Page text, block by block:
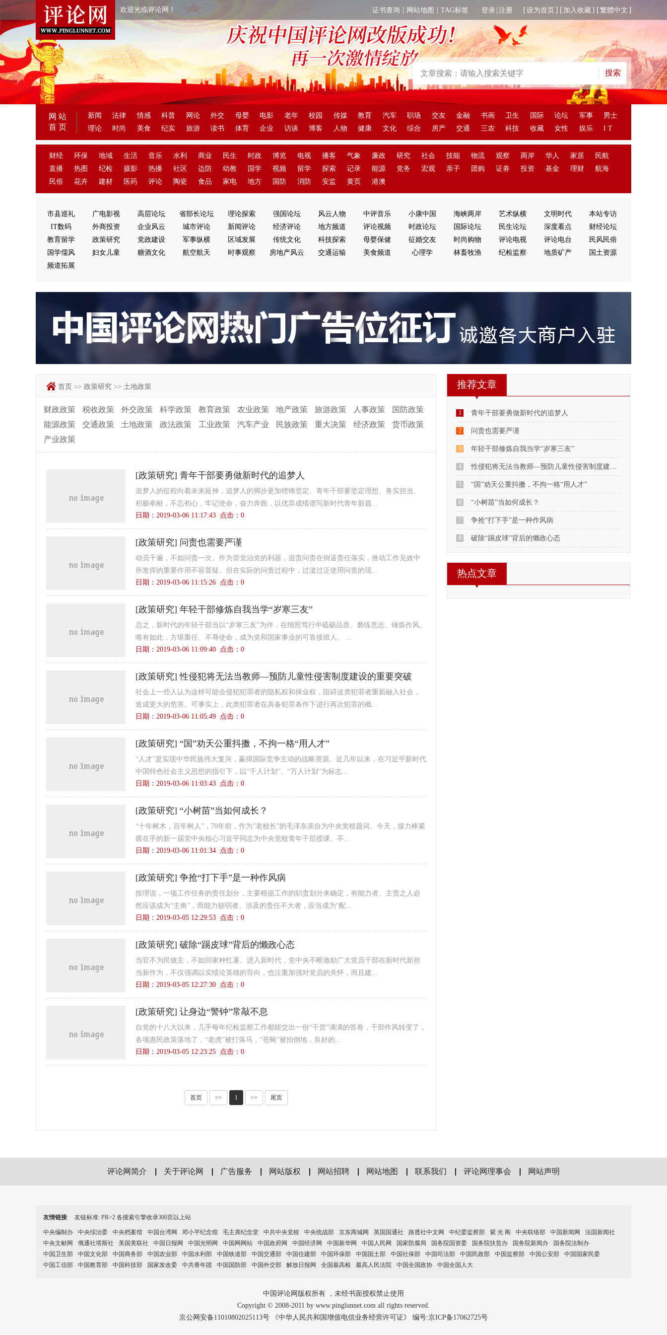
欢迎光临评论网！ 证书查询 | 网站地图 | TAG标签 登录 | 注册 [设为首页 ] [ 加入收藏] [繁體中文 ]
网 站
首 页
新闻 法律 情感 科普 网论 外交 母婴 电影 老年 校园 传媒 教育 汽车 职场 交友 金融 书画 卫生 国际 论坛 军事
男士
理论
时尚 美食 纪实 旅游 读书 体育 企业 访谈 博客 人物 健康 文化 综合 房产 交通 三农 科技 收藏 女性 娱乐 I T
财经 环保 地域 生活 音乐 水利 商业 民生 时政 博览 电视 播客 气象 廉政 研究 社会 技能 物流 观察 两岸 华人 家居
民航
直播
热图 纪检 摄影 热播 社区 边防 幼教 国学 视频 留学 探索 记录 能源 党务 宏观 亲子 团购 证劵 投资 基金 理财
航海
民俗
花卉 建材 医药 评论 陶瓷 食品 家电 地方 国防 消防 安监 黄页 港澳
市县巡礼 广电影视 高层论坛 省部长论坛 理论探索 强国论坛 风云人物 中评音乐 小康中国 海峡两岸 艺术纵横 文明时代
本站专访
IT数码
外商投资 企业风云 城市评论 新闻评论 经济评论 地方频道 评论视频 时政论坛 国际论坛 民生论坛 深度看点
财经论坛
教育留学
政策研究 党政建设 军事纵横 区域发展 传统文化 科技探索 母婴保健 征婚交友 时尚购物 评论电视 评论电台
民风民俗
国学儒风
妇女儿童 糖酒文化 航空航天 时事观察 房地产风云 交通运输 美食频道 心理学 林畜牧渔 纪检监察 地质矿产
国土资源
频道拓展
首页 >> 政策研究 >> 土地政策
财政政策 税收政策 外交政策 科学政策 教育政策 农业政策 地产政策 旅游政策 人事政策
国防政策
能源政策
交通政策 土地政策 政法政策 工业政策 汽车产业 民族政策 重大决策 经济政策
货币政策
产业政策
[政策研究] 青年干部要勇做新时代的追梦人
追梦人的征程向着未来延伸，追梦人的脚步更加铿锵坚定。青年干部要坚定理想、务实担当、
积极奉献，不忘初心，牢记使命，奋力奔跑，以优异成绩谱写新时代青年新篇...
日期：2019-03-06 11:17:43 点击： 0
[政策研究] 问责也需要严谨
动员千遍，不如问责一次。作为管党治党的利器，追责问责在倒逼责任落实，推动工作见效中
所发挥的重要作用不容置疑。但在实际的问责过程中，过滥过泛使用问责的现...
日期：2019-03-06 11:15:26 点击： 0
[政策研究] 年轻干部修炼自我当学“岁寒三友”
总之，新时代的年轻干部当以“岁寒三友”为伴，在细照笃行中砥砺品质、磨练意志、锤炼作风。
唯有如此，方堪重任、不辱使命，成为党和国家事业的可靠接班人。 ...
日期：2019-03-06 11:09:40 点击： 0
[政策研究]性侵犯将无法当教师—预防儿童性侵害制度建设的重要突破
社会上一些人认为这样可能会侵犯犯罪者的隐私权和择业权，阻碍这类犯罪者重新融入社会，
造成更大的危害。可事实上，此类犯罪者在具备犯罪条件下进行再次犯罪的概...
日期：2019-03-06 11:05:49 点击： 0
[政策研究] “国”劝天公重抖擞，不拘一格“用人才”
“人才”是实现中华民族伟大复兴，赢得国际竞争主动的战略资源。近几年以来，在习近平新时代
中国特色社会主义思想的指引下，以“千人计划”、“万人计划”为标志...
日期：2019-03-06 11:03:43 点击： 0
[政策研究] “小树苗”当如何成长？
“十年树木，百年树人”，70年前，作为”老校长”的毛泽东亲自为中央党校题词。今天，接力棒紧
握在手的新一届党中央核心习近平同志为中央党校青年干部授课。不...
日期：2019-03-06 11:01:34 点击： 0
[政策研究] 争抢“打下手”是一种作风病
按理说，一项工作任务的责任划分，主要根据工作的职责划分来确定，有能力者、主责之人必
然应该成为“主角”，而能力较弱者、涉及的责任不大者，应当成为“配...
日期：2019-03-05 12:29:53 点击： 0
[政策研究] 破除“踢皮球”背后的懒政心态
当官不为民做主，不如回家种红薯。进入新时代，党中央不断激励广大党员干部在新时代新担
当新作为，不仅强调以实绩论英雄的导向，也注重加强对党员的关怀，而且建...
日期：2019-03-05 12:27:30 点击： 0
[政策研究] 让身边“警钟”常敲不息
自党的十八大以来，几乎每年纪检监察工作都能交出一份“干货”满满的答卷，干部作风转变了，
各项惠民政策落地了，“老虎”被打落马，“苍蝇”被拍倒地，良好的...
日期：2019-03-05 12:23:25 点击： 0
首页 << 1 >> 尾页
推荐文章
1 青年干部要勇做新时代的追梦人
2 问责也需要严谨
3 年轻干部修炼自我当学“岁寒三友”
4 性侵犯将无法当教师—预防儿童性侵害制度建设的重要突破
5 “国”劝天公重抖擞，不拘一格“用人才”
6 “小树苗”当如何成长？
7 争抢“打下手”是一种作风病
8 破除“踢皮球”背后的懒政心态
热点文章
评论网简介 关于评论网 广告服务 网站版权 网站招聘 网站地图 联系我们 评论网理事会 网站声明
友情链接 友链标准: PR>2 各搜索引擎收录300页以上站
中央编制办 中央综治委 中央档案馆 中国台湾网 邓小平纪念馆 毛主席纪念堂 中共中央党校 中央统战部 京东商城网 英国国通社 路透社中文网 中纪委监察部 紫 光 阁 中央联络部 中国新闻网
法国新闻社
中央文献网
俄通社塔斯社 美国美联社 中国日报网 中国光明网 中国网网站 中国政府网 中国经济网 中国新华网 中国人民网 国家防腐局 国务院国资委 国务院扶贫办 国务院新闻办
国务院法制办
中国卫生部
中国文化部 中国商务部 中国农业部 中国水利部 中国铁道部 中国交通部 中国住建部 中国环保部 中国国土部 中国社保部 中国司法部 中国民政部 中国监察部 中国公安部
中国国家民委
中国工信部
中国教育部 中国科技部 国家发改委 中共青年团 中国国防部 中国外交部 解放日报网 全国最高检 最高人民法院 中国全国政协 中国全国人大
中国评论网版权所有 ，未经书面授权禁止使用
Copyright © 2008-2011 by www.pinglunnet.com all rights reserved.
京公网安备11010802025113号 《中华人民共和国增值电信业务经营许可证》 编号:京ICP备17062725号